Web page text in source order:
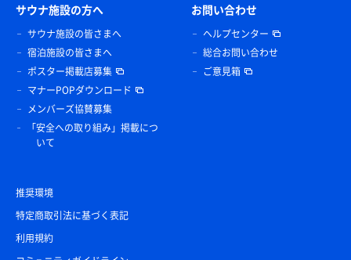
サウナ施設の方へ
サウナ施設の皆さまへ
宿泊施設の皆さまへ
ポスター掲載店募集
マナーPOPダウンロード
メンバーズ協賛募集
「安全への取り組み」掲載につ
いて
お問い合わせ
ヘルプセンター
総合お問い合わせ
ご意見箱
推奨環境
特定商取引法に基づく表記
利用規約